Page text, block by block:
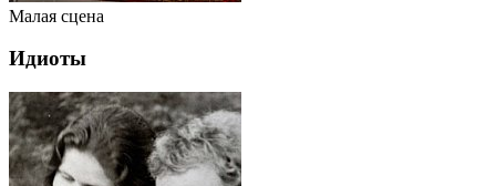
Малая сцена
Идиоты